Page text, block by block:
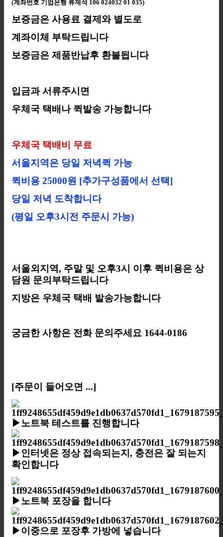
(계좌번호 기업은행 류제석 106 024032 01 035)
보증금은 사용료 결제와 별도로
계좌이체 부탁드립니다
보증금은 제품반납후 환불됩니다
입금과 서류주시면
우체국 택배나 퀵발송 가능합니다
우체국 택배비 무료
서울지역은 당일 저녁퀵 가능
퀵비용 25000원 [추가구성품에서 선택]
당일 저녁 도착합니다
(평일 오후3시전 주문시 가능)
서울외지역, 주말 및 오후3시 이후 퀵비용은 상
담원 문의부탁드립니다
지방은 우체국 택배 발송가능합니다
궁금한 사항은 전화 문의주세요 1644-0186
[주문이 들어오면 ...]
▶노트북 테스트를 진행합니다
▶인터넷은 정상 접속되는지, 충전은 잘 되는지
확인합니다
▶노트북 포장을 합니다
▶이중으로 포장후 가방에 넣습니다